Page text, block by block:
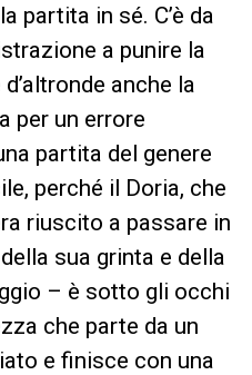
partita in sé. C’è da
a punire la
anche la
per un errore
partita del genere
perché il Doria, che
riuscito a passare in
sua grinta e della
– è sotto gli occhi
che parte da un
e finisce con una